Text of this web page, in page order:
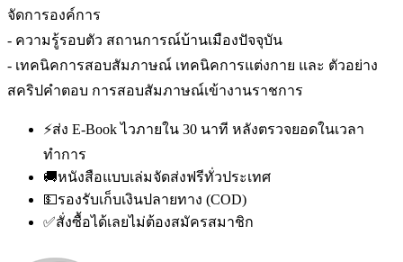
จัดการองค์การ
- ความรู้รอบตัว สถานการณ์บ้านเมืองปัจจุบัน
- เทคนิคการสอบสัมภาษณ์ เทคนิคการแต่งกาย และ ตัวอย่าง
สคริปคำตอบ การสอบสัมภาษณ์เข้างานราชการ
⚡ส่ง E-Book ไวภายใน 30 นาที หลังตรวจยอดในเวลา
ทำการ
🚚หนังสือแบบเล่มจัดส่งฟรีทั่วประเทศ
💵รองรับเก็บเงินปลายทาง (COD)
✅สั่งซื้อได้เลยไม่ต้องสมัครสมาชิก